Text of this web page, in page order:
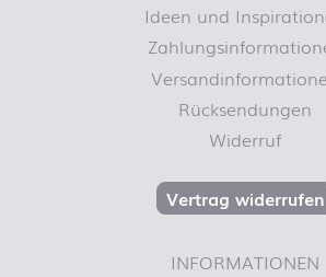
Ideen und
Rücksendungen
Widerruf
Vertrag widerrufen
INFORMATIONEN